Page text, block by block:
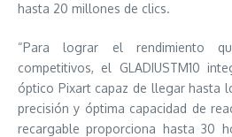
hasta 20 millones de clics.
“Para lograr el rendimiento
competitivos, el GLADIUSTM10
óptico Pixart capaz de llegar hasta
precisión y óptima capacidad de
recargable proporciona hasta 30